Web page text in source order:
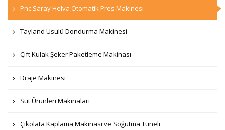
Pnc Saray Helva Otomatik Pres Makinesi
Tayland Usulü Dondurma Makinesi
Çift Kulak Şeker Paketleme Makinası
Draje Makinesi
Süt Ürünleri Makinaları
Çikolata Kaplama Makinası ve Soğutma Tüneli